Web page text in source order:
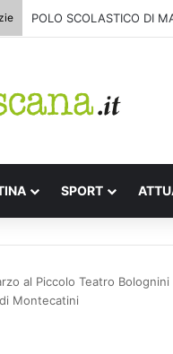
POLO SCOLASTICO DI
SPORT
al Piccolo Teatro
Montecatini